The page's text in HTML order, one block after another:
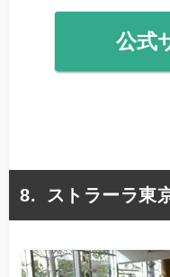
公式
ストラーラ東